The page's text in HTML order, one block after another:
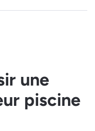
une
piscine